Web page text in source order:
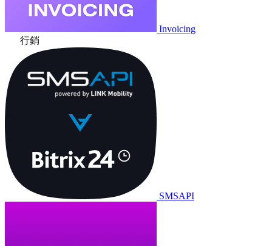
Invoicing
行銷
SMSAPI